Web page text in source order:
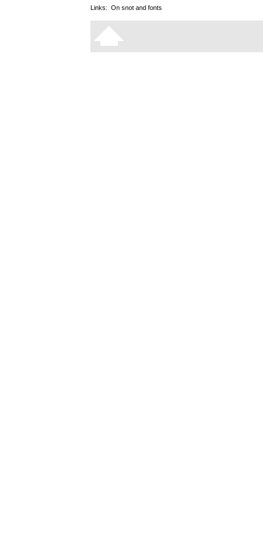
Links: On snot and fonts